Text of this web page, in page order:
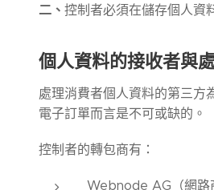
二、 控制者必須在儲存個人資
個人資料的接收者與
處理消費者個人資料的第三方
電子訂單而言是不可或缺的。
控制者的轉包商有：
Webnode AG（網路